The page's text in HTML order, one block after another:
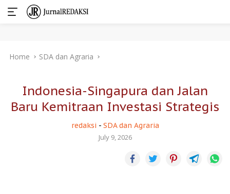
Home SDA dan Agraria
Indonesia-Singapura dan Jalan
Baru Kemitraan Investasi Strategis
redaksi - SDA dan Agraria
July 9, 2026